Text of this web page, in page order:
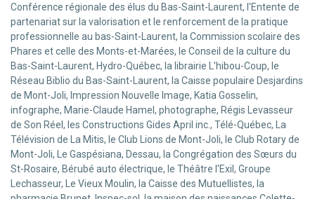
Conférence régionale des élus du Bas-Saint-Laurent, l'Entente de
partenariat sur la valorisation et le renforcement de la pratique
professionnelle au bas-Saint-Laurent, la Commission scolaire des
Phares et celle des Monts-et-Marées, le Conseil de la culture du
Bas-Saint-Laurent, Hydro-Québec, la librairie L'hibou-Coup, le
Réseau Biblio du Bas-Saint-Laurent, la Caisse populaire Desjardins
de Mont-Joli, Impression Nouvelle Image, Katia Gosselin,
infographe, Marie-Claude Hamel, photographe, Régis Levasseur
de Son Réel, les Constructions Gides April inc., Télé-Québec, La
Télévision de La Mitis, le Club Lions de Mont-Joli, le Club Rotary de
Mont-Joli, Le Gaspésiana, Dessau, la Congrégation des Sœurs du
St-Rosaire, Bérubé auto électrique, le Théâtre l'Exil, Groupe
Lechasseur, Le Vieux Moulin, la Caisse des Mutuellistes, la